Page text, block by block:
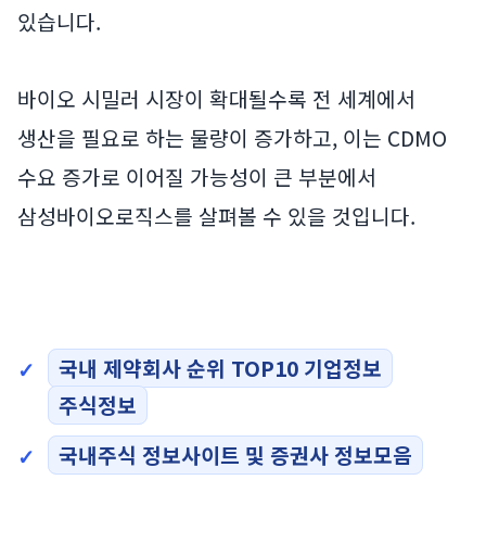
있습니다.
바이오 시밀러 시장이 확대될수록 전 세계에서
생산을 필요로 하는 물량이 증가하고, 이는 CDMO
수요 증가로 이어질 가능성이 큰 부분에서
삼성바이오로직스를 살펴볼 수 있을 것입니다.
국내 제약회사 순위 TOP10 기업정보
주식정보
국내주식 정보사이트 및 증권사 정보모음